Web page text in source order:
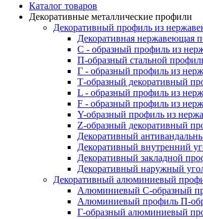
Каталог товаров
Декоративные металлические профили
Декоративный профиль из
Декоративная нержавеющая
С - образный профиль из
П-образный стальной
Г - образный профиль из
Т-образный декоративный
L - образный профиль из
F - образный профиль из
Y-образный профиль из
Z-образный декоративный
Декоративный
Декоративный внутренний
Декоративный закладной
Декоративный наружный
Декоративный алюминиевый
Алюминиевый С-образный
Алюминиевый профиль П-
Г-образный алюминиевый